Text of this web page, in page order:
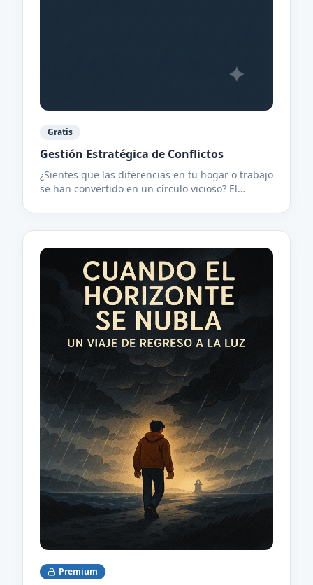
Gratis
Gestión Estratégica de Conflictos
​¿Sientes que las diferencias en tu hogar o trabajo
se han convertido en un círculo vicioso? El
humana, pero su impacto en tu paz interior no
tiene por qué ser permanente. ​En esta
presentación, exploramos las herramientas clave
para transformar el conflicto: - ​La Curva del
Conflicto: Entiende cómo y por qué los roces
escalan hacia la crisis. ​- Modelo Thomas-
Kilmann: Aprende a identificar tus estilos de
respuesta y cómo ajustarlos para alcanzar
acuerdos reales. ​- El enfoque de Caminos de
Esperanza: Integramos la ciencia psicológica con
la profundidad de la fe para ofrecerte una
sanación integral. ​Deja de luchar y comienza a
construir. Descubre cómo pasar del
enfrentamiento al entendimiento.
Premium